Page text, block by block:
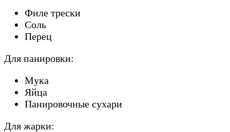
Филе трески
Соль
Перец
Для панировки:
Мука
Яйца
Панировочные сухари
Для жарки: